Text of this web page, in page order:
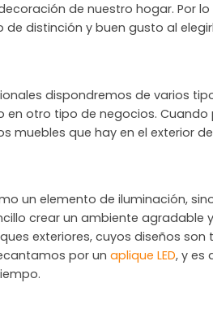
de nuestro hogar. Por
distinción y buen gusto al
dispondremos de varios
otro tipo de negocios.
muebles que hay en el exterior
un elemento de iluminación,
crear un ambiente agradable
exteriores, cuyos diseños
por un aplique LED, y es